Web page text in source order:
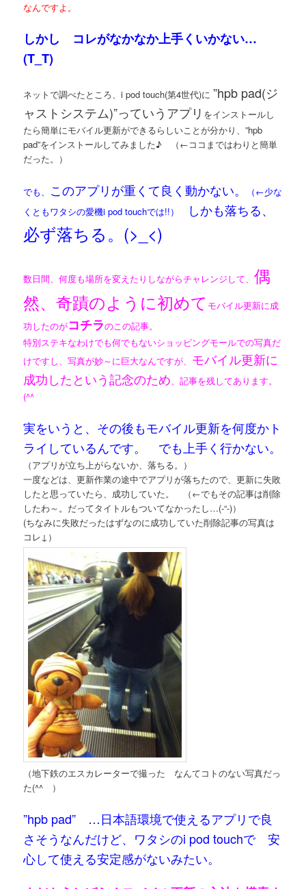
なんですよ。
しかし コレがなかなか上手くいかない…
(T_T)
ネットで調べたところ、i pod touch(第4世代)に ”hpb pad(ジ
ャストシステム)”っていうアプリ をインストールし
たら簡単にモバイル更新ができるらしいことが分かり、”hpb
pad”をインストールしてみました♪ （←ココまではわりと簡単
だった。）
でも、 このアプリが重くて良く動かない。
（←少な
くともワタシの愛機i pod touchでは!!）
しかも落ちる、
必ず落ちる。(>_<)
数日間、何度も場所を変えたりしながらチャレンジして、偶
然、奇蹟のように初めて モバイル更新に成
功したのがコチラのこの記事。
特別ステキなわけでも何でもないショッピングモールでの写真だ
けですし、写真が妙～に巨大なんですが、 モバイル更新に
成功したという記念のため 、記事を残してあります。
(^^ゞ
実をいうと、その後もモバイル更新を何度かト
ライしているんです。 でも上手く行かない。
（アプリが立ち上がらないか、落ちる。）
一度などは、更新作業の途中でアプリが落ちたので、更新に失敗
したと思っていたら、成功していた。 （←でもその記事は削除
したわ～。だってタイトルもついてなかったし…(-“-)）
(ちなみに失敗だったはずなのに成功していた削除記事の写真は
コレ↓）
（地下鉄のエスカレーターで撮った なんてコトのない写真だっ
た(^^ゞ）
”hpb pad” …日本語環境で使えるアプリで良
さそうなんだけど、ワタシのi pod touchで 安
心して使える安定感がないみたい。